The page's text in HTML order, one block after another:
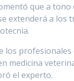
que a
extenderá a los
los
medicina
el experto.